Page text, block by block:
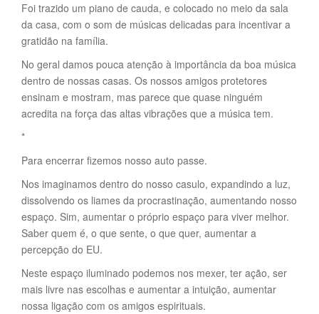
Foi trazido um piano de cauda, e colocado no meio da sala
da casa, com o som de músicas delicadas para incentivar a
gratidão na família.
No geral damos pouca atenção à importância da boa música
dentro de nossas casas. Os nossos amigos protetores
ensinam e mostram, mas parece que quase ninguém
acredita na força das altas vibrações que a música tem.
*
Para encerrar fizemos nosso auto passe.
Nos imaginamos dentro do nosso casulo, expandindo a luz,
dissolvendo os liames da procrastinação, aumentando nosso
espaço. Sim, aumentar o próprio espaço para viver melhor.
Saber quem é, o que sente, o que quer, aumentar a
percepção do EU.
Neste espaço iluminado podemos nos mexer, ter ação, ser
mais livre nas escolhas e aumentar a intuição, aumentar
nossa ligação com os amigos espirituais.